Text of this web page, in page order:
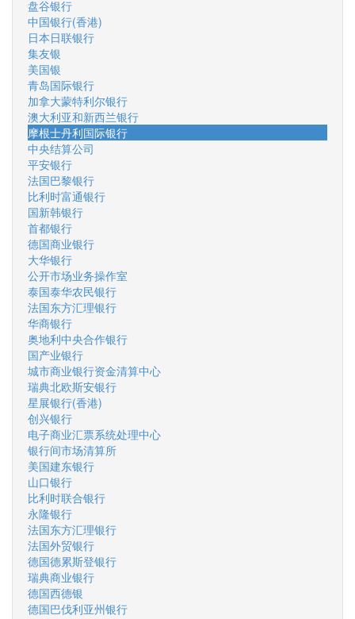
盘谷银行
中国银行(香港)
日本日联银行
集友银
美国银
青岛国际银行
加拿大蒙特利尔银行
澳大利亚和新西兰银行
摩根士丹利国际银行
中央结算公司
平安银行
法国巴黎银行
比利时富通银行
国新韩银行
首都银行
德国商业银行
大华银行
公开市场业务操作室
泰国泰华农民银行
法国东方汇理银行
华商银行
奥地利中央合作银行
国产业银行
城市商业银行资金清算中心
瑞典北欧斯安银行
星展银行(香港)
创兴银行
电子商业汇票系统处理中心
银行间市场清算所
美国建东银行
山口银行
比利时联合银行
永隆银行
法国东方汇理银行
法国外贸银行
德国德累斯登银行
瑞典商业银行
德国西德银
德国巴伐利亚州银行